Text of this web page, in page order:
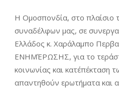
Η Ομοσπονδία, στο πλαίσιο
συναδέλφων μας, σε
Ελλάδος κ. Χαράλαμπο
ΕΝΗΜΈΡΩΣΗΣ, για το
κοινωνίας και
απαντηθούν ερωτήματα και